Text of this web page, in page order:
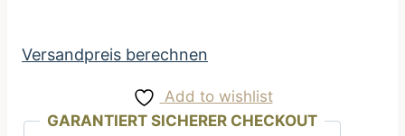
mit
Menge
Versandpreis berechnen
Add to wishlist
GARANTIERT SICHERER CHECKOUT